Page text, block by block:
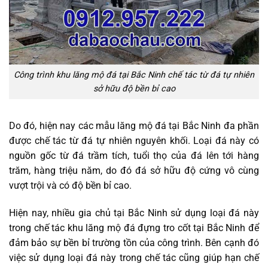
Công trình khu lăng mộ đá tại Bắc Ninh chế tác từ đá tự nhiên
sở hữu độ bền bỉ cao
Do đó, hiện nay các mẫu lăng mộ đá tại Bắc Ninh đa phần
được chế tác từ đá tự nhiên nguyên khối. Loại đá này có
nguồn gốc từ đá trầm tích, tuổi thọ của đá lên tới hàng
trăm, hàng triệu năm, do đó đá sở hữu độ cứng vô cùng
vượt trội và có độ bền bỉ cao.
Hiện nay, nhiều gia chủ tại Bắc Ninh sử dụng loại đá này
trong chế tác khu lăng mộ đá đựng tro cốt tại Bắc Ninh để
đảm bảo sự bền bỉ trường tồn của công trình. Bên cạnh đó
việc sử dụng loại đá này trong chế tác cũng giúp hạn chế